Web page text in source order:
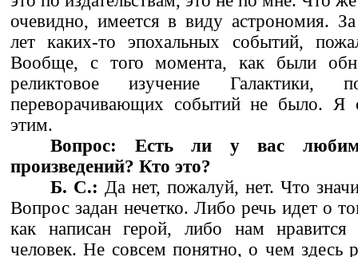
очевидно, имеется в виду астрономия.
лет каких-то эпохальных событий,
Вообще, с того момента, как были
реликтовое изучение Галактики,
переворачивающих событий не было. Я
этим.
Вопрос: Есть ли у вас
произведений? Кто это?
Б. С.: Да нет, пожалуй, нет. Что
Вопрос задан нечетко. Либо речь идет о
как написан герой, либо нам
человек. Не совсем понятно, о чем здесь